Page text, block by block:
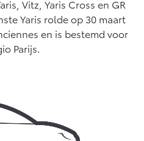
Vitz, Yaris Cross en GR
Yaris rolde op 30 maart
en is bestemd voor
Parijs.